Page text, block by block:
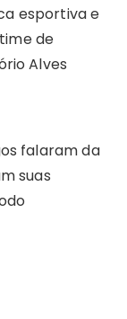
esportiva e
de
Alves
falaram da
suas